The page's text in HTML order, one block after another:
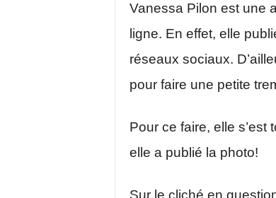
Vanessa Pilon est une
ligne. En effet, elle
réseaux sociaux.
pour faire une petite
Pour ce faire, elle
elle a publié la photo!
Sur le cliché en